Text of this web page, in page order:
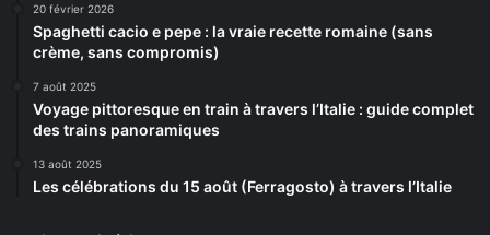
20 février 2026
Spaghetti cacio e pepe : la vraie recette romaine (sans
crème, sans compromis)
7 août 2025
Voyage pittoresque en train à travers l’Italie : guide complet
des trains panoramiques
13 août 2025
Les célébrations du 15 août (Ferragosto) à travers l’Italie